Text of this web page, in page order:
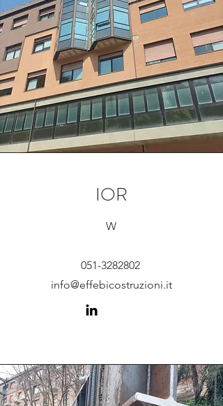
IOR
W
051-3282802
info@effebicostruzioni.it